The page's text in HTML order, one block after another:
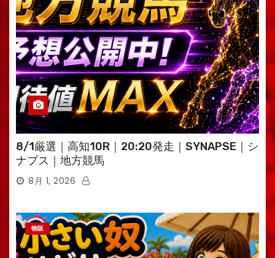
8/1厳選｜高知10R｜20:20発走｜SYNAPSE｜シ
ナプス｜地方競馬
8月 1, 2026
物販